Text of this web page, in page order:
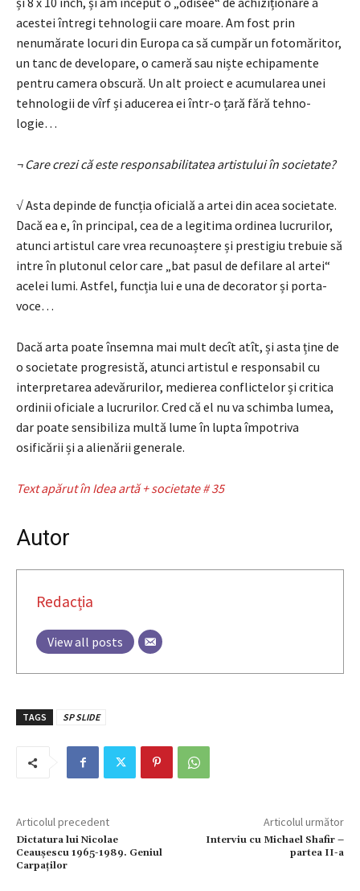
acestei în­tregi tehnologii care moare. Am fost prin
nenumă­rate locuri din Europa ca să cumpăr un foto­măritor,
un tanc de developare, o cameră sau niște echipamente
pentru camera obscură. Un alt proiect e acumularea unei
tehnologii de vîrf și aducerea ei într-o țară fără tehno­
logie…
¬ Care crezi că este responsabilitatea artistului în societate?
√ Asta depinde de funcția oficială a artei din acea societate.
Dacă ea e, în principal, cea de a legitima ordinea lucrurilor,
atunci artistul care vrea recunoaștere și prestigiu trebuie să
intre în plutonul celor care „bat pa­sul de defilare al artei“
acelei lumi. Astfel, funcția lui e una de decorator și porta­
voce…
Dacă arta poate însemna mai mult decît atît, și asta ține de
o societate progresistă, atunci artistul e responsabil cu
interpretarea adevărurilor, medierea conflictelor și critica
ordinii oficiale a lucrurilor. Cred că el nu va schimba lumea,
dar poate sensibiliza multă lume în lupta împotriva
osificării și a alienării generale.
Text apărut în Idea artă + societate # 35
Autor
Redacția
View all posts
TAGS SP SLIDE
Articolul precedent
Dictatura lui Nicolae
Ceauşescu 1965-1989. Geniul
Carpaţilor
Articolul următor
Interviu cu Michael Shafir –
partea II-a